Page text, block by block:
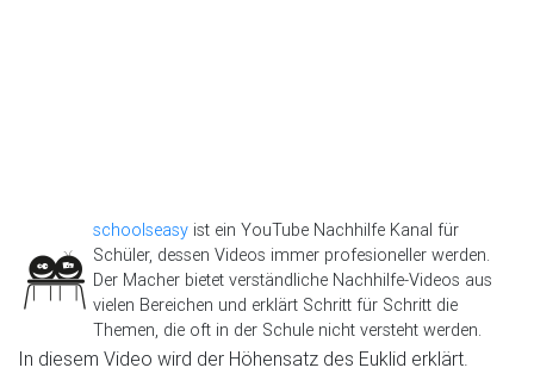
schoolseasy ist ein YouTube Nachhilfe Kanal für
Schüler, dessen Videos immer profesioneller werden.
Der Macher bietet verständliche Nachhilfe-Videos aus
vielen Bereichen und erklärt Schritt für Schritt die
Themen, die oft in der Schule nicht versteht werden.
In diesem Video wird der Höhensatz des Euklid erklärt.